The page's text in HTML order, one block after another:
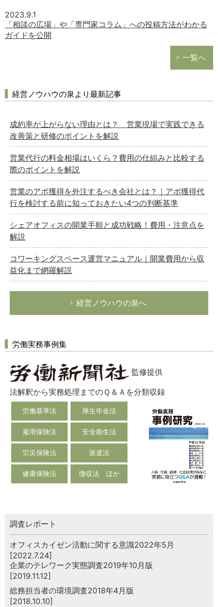
2023.9.1
「相談の広場」や「専門家コラム」への投稿方法がわかる
ガイドを公開
一覧へ
経営ノウハウの泉より最新記事
成約率が上がらない理由とは？ 営業現場で実践できる
改善策と研修のポイントを解説
営業代行の料金相場はいくら？費用の仕組みと比較する
際のポイントを解説
営業のアポ獲得を外注するべき会社とは？｜アポ獲得代
行を検討する前に知っておきたい4つの判断基準
シェアオフィスの開業手順と成功戦略！費用・注意点を
解説
コワーキングスペース運営マニュアル｜開業費用から収
益化まで網羅解説
経営ノウハウの泉へ
労働実務事例集
監修提供
法解釈から実務処理までのＱ＆Ａを分類収録
労働基準法 厚生年金法
雇用保険法 安全衛生法
労災保険法 派遣法
健康保険法 徴収法 ほか
調査レポート
オフィスカイゼン活動に関する意識2022年5月
[2022.7.24]
企業のテレワーク実態調査2019年10月版
[2019.11.12]
総務担当者の環境調査2018年4月版
[2018.10.10]